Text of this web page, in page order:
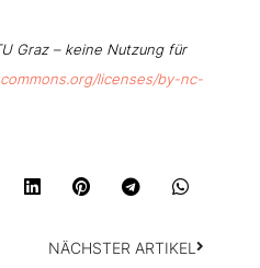
Graz – keine Nutzung für
licenses/by-nc-
NÄCHSTER ARTIKEL